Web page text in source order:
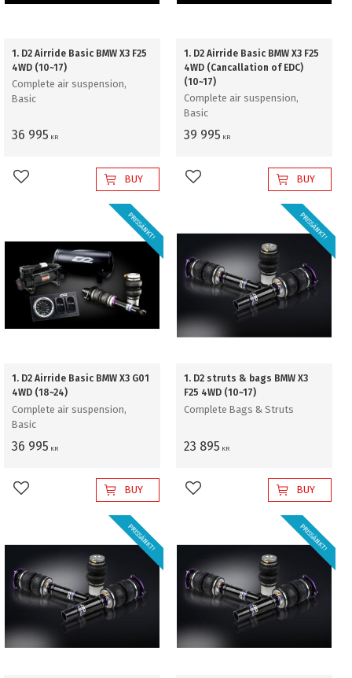
1. D2 Airride Basic BMW X3 F25
4WD (10~17)
Complete air suspension,
Basic
36 995 KR
Add to favorites BUY
1. D2 Airride Basic BMW X3 F25
4WD (Cancallation of EDC)
(10~17)
Complete air suspension,
Basic
39 995 KR
Add to favorites BUY
1. D2 Airride Basic BMW X3 G01
4WD (18~24)
Complete air suspension,
Basic
36 995 KR
PRISSÄNKT!
Add to favorites BUY
1. D2 struts & bags BMW X3
F25 4WD (10~17)
Complete Bags & Struts
23 895 KR
PRISSÄNKT!
Add to favorites BUY
PRISSÄNKT! PRISSÄNKT!